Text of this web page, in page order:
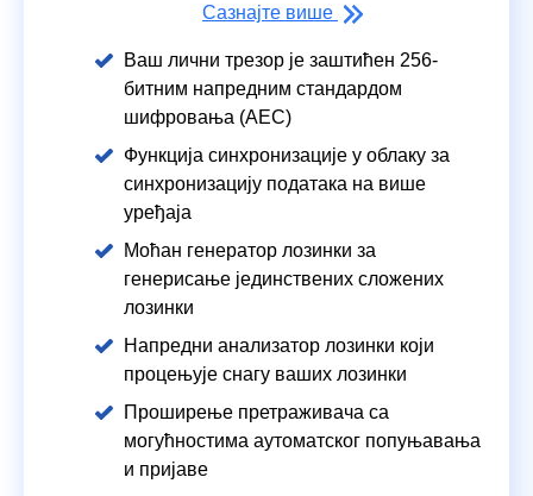
Сазнајте више
Ваш лични трезор је заштићен 256-
битним напредним стандардом
шифровања (АЕС)
Функција синхронизације у облаку за
синхронизацију података на више
уређаја
Моћан генератор лозинки за
генерисање јединствених сложених
лозинки
Напредни анализатор лозинки који
процењује снагу ваших лозинки
Проширење претраживача са
могућностима аутоматског попуњавања
и пријаве